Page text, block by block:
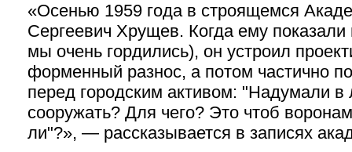
«Осенью 1959 года в строящемся
Сергеевич Хрущев. Когда ему показали
мы очень гордились), он устроил
форменный разнос, а потом частично
перед городским активом: "Надумали
сооружать? Для чего? Это чтоб
ли"?», — рассказывается в записях